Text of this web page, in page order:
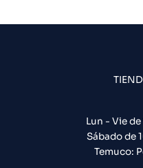
Lun - Vie
Sábado de
Temuco: